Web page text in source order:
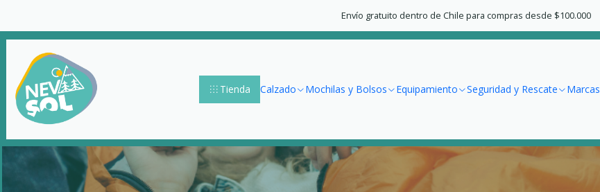
Tienda Calzado Mochilas y Bolsos Equipamiento Seguridad y Rescate Marcas
Envío gratuito dentro de Chile para compras desde $100.000
Inicio Equipamiento Sacos de Dormir
Sacos de Dormir